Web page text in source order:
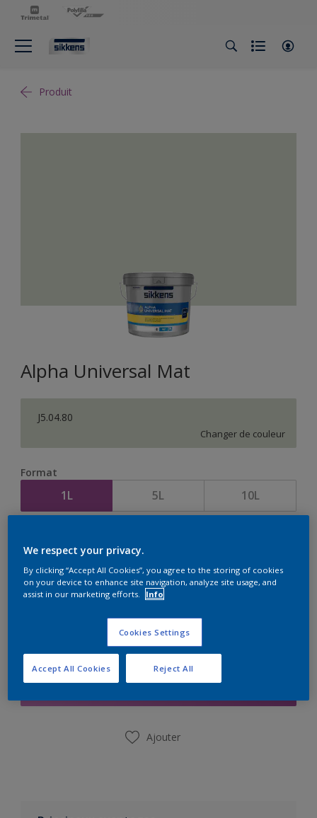
Produit
Alpha Universal Mat
J5.04.80
Changer de couleur
Format
1L 5L 10L
Ajouter à la liste d’achats
Ajouter
We respect your privacy.
By clicking “Accept All Cookies”, you agree to the storing of cookies
on your device to enhance site navigation, analyze site usage, and
assist in our marketing efforts.
Info
Cookies Settings
Reject All
Accept All Cookies